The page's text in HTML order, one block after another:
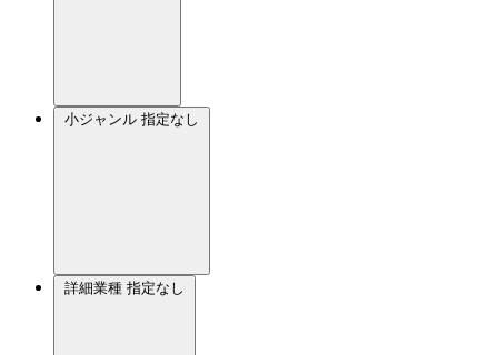
小ジャンル 指定なし
詳細業種 指定なし